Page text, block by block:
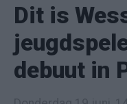
Dit is
debuut in